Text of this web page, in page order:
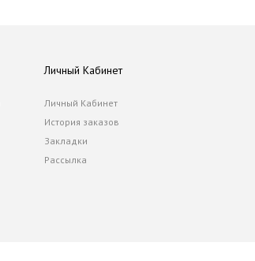
Личный Кабинет
Личный Кабинет
История заказов
Закладки
Рассылка